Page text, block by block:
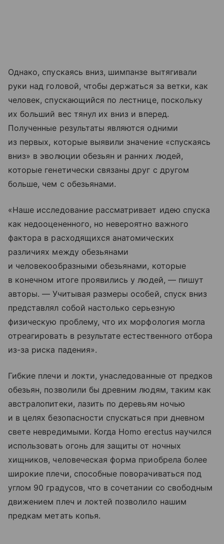
Однако, спускаясь вниз, шимпанзе вытягивали
руки над головой, чтобы держаться за ветки, как
человек, спускающийся по лестнице, поскольку
их больший вес тянул их вниз и вперед.
Полученные результаты являются одними
из первых, которые выявили значение «спускаясь
вниз» в эволюции обезьян и ранних людей,
которые генетически связаны друг с другом
больше, чем с обезьянами.
«Наше исследование рассматривает идею спуска
как недооцененного, но невероятно важного
фактора в расходящихся анатомических
различиях между обезьянами
и человекообразными обезьянами, которые
в конечном итоге проявились у людей, — пишут
авторы. — Учитывая размеры особей, спуск вниз
представлял собой настолько серьезную
физическую проблему, что их морфология могла
отреагировать в результате естественного отбора
из-за риска падения».
Гибкие плечи и локти, унаследованные от предков
обезьян, позволили бы древним людям, таким как
австралопитеки, лазить по деревьям ночью
и в целях безопасности спускаться при дневном
свете невредимыми. Когда Homo erectus научился
использовать огонь для защиты от ночных
хищников, человеческая форма приобрела более
широкие плечи, способные поворачиваться под
углом 90 градусов, что в сочетании со свободным
движением плеч и локтей позволило нашим
предкам метать копья.